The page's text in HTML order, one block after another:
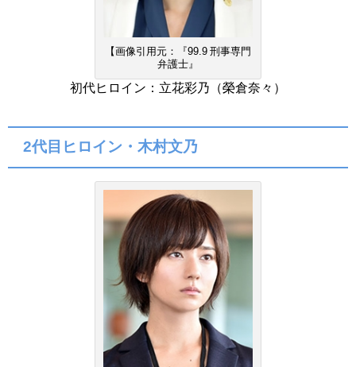
【画像引用元：『99.9 刑事専門
弁護士』
初代ヒロイン：立花彩乃（榮倉奈々）
2代目ヒロイン・木村文乃